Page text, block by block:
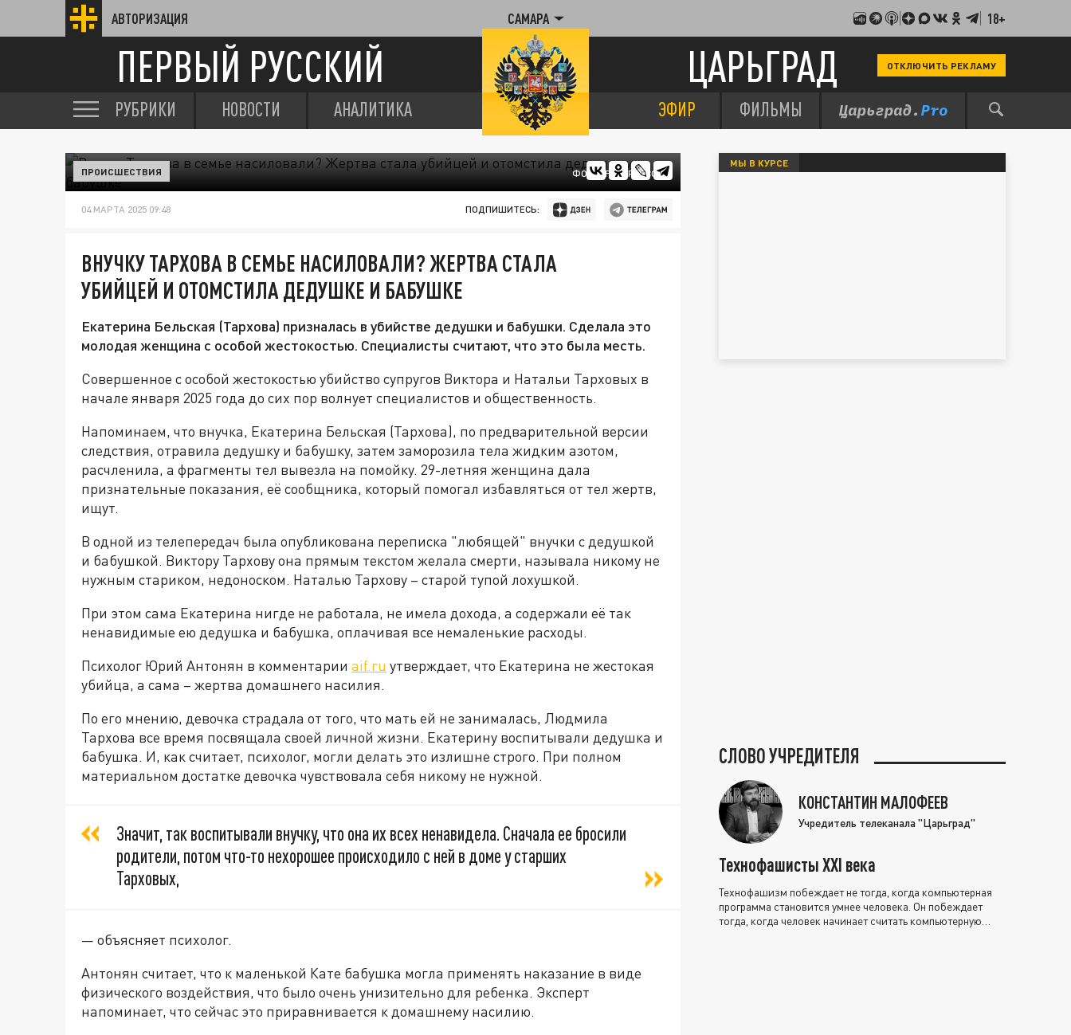
АВТОРИЗАЦИЯ САМАРА 18+
ПЕРВЫЙ РУССКИЙ ЦАРЬГРАД ОТКЛЮЧИТЬ РЕКЛАМУ
РУБРИКИ НОВОСТИ АНАЛИТИКА ЭФИР ФИЛЬМЫ
ФОТО: FREEPIK.COM
ПРОИСШЕСТВИЯ
04 МАРТА 2025 09:48 ПОДПИШИТЕСЬ:
ВНУЧКУ ТАРХОВА В СЕМЬЕ НАСИЛОВАЛИ? ЖЕРТВА СТАЛА
УБИЙЦЕЙ И ОТОМСТИЛА ДЕДУШКЕ И БАБУШКЕ
Екатерина Бельская (Тархова) призналась в убийстве дедушки и бабушки. Сделала это
молодая женщина с особой жестокостью. Специалисты считают, что это была месть.
Совершенное с особой жестокостью убийство супругов Виктора и Натальи Тарховых в
начале января 2025 года до сих пор волнует специалистов и общественность.
Напоминаем, что внучка, Екатерина Бельская (Тархова), по предварительной версии
следствия, отравила дедушку и бабушку, затем заморозила тела жидким азотом,
расчленила, а фрагменты тел вывезла на помойку. 29-летняя женщина дала
признательные показания, её сообщника, который помогал избавляться от тел жертв,
ищут.
В одной из телепередач была опубликована переписка "любящей" внучки с дедушкой
и бабушкой. Виктору Тархову она прямым текстом желала смерти, называла никому не
нужным стариком, недоноском. Наталью Тархову – старой тупой лохушкой.
При этом сама Екатерина нигде не работала, не имела дохода, а содержали её так
ненавидимые ею дедушка и бабушка, оплачивая все немаленькие расходы.
Психолог Юрий Антонян в комментарии aif.ru утверждает, что Екатерина не жестокая
убийца, а сама – жертва домашнего насилия.
По его мнению, девочка страдала от того, что мать ей не занималась, Людмила
Тархова все время посвящала своей личной жизни. Екатерину воспитывали дедушка и
бабушка. И, как считает, психолог, могли делать это излишне строго. При полном
материальном достатке девочка чувствовала себя никому не нужной.
Значит, так воспитывали внучку, что она их всех ненавидела. Сначала ее бросили
родители, потом что-то нехорошее происходило с ней в доме у старших
Тарховых,
— объясняет психолог.
Антонян считает, что к маленькой Кате бабушка могла применять наказание в виде
физического воздействия, что было очень унизительно для ребенка. Эксперт
напоминает, что сейчас это приравнивается к домашнему насилию.
МЫ В КУРСЕ
СЛОВО УЧРЕДИТЕЛЯ
КОНСТАНТИН МАЛОФЕЕВ
Учредитель телеканала "Царьград"
Технофашисты XXI века
Технофашизм побеждает не тогда, когда компьютерная
программа становится умнее человека. Он побеждает
тогда, когда человек начинает считать компьютерную